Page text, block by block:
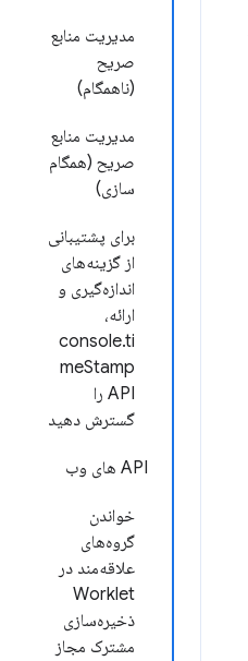
مدیریت منابع
صریح
(ناهمگام)
مدیریت منابع
صریح (همگام
سازی)
برای پشتیبانی
از گزینه‌های
اندازه‌گیری و
ارائه،
console.ti
meStamp
API را
گسترش دهید
API های وب
خواندن
گروه‌های
علاقه‌مند در
Worklet
ذخیره‌سازی
مشترک مجاز